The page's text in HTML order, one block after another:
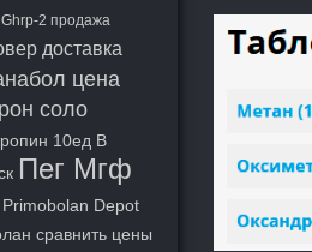
2 продажа
доставка
цена
соло
10ед В
Пег Мгф
Primobolan Depot
сравнить цены